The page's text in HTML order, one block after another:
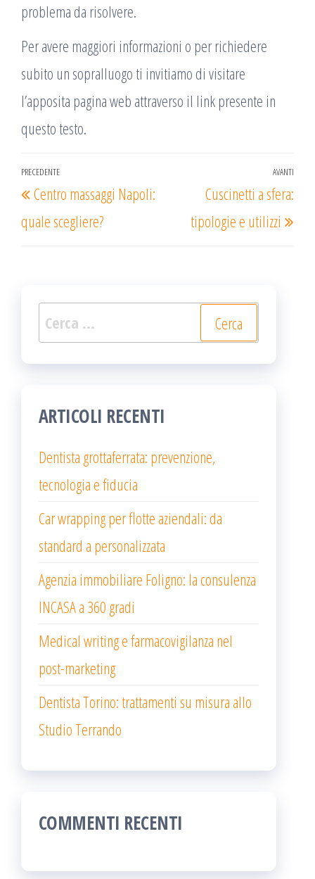
problema da risolvere.
Per avere maggiori informazioni o per richiedere
subito un sopralluogo ti invitiamo di visitare
l’apposita pagina web attraverso il link presente in
questo testo.
Navigazione
articoli
Articolo
precedente
PRECEDENTE
Centro massaggi Napoli:
quale scegliere?
AVANTI
Cuscinetti a sfera:
tipologie e utilizzi
Ricerca
per:
ARTICOLI RECENTI
Dentista grottaferrata: prevenzione,
tecnologia e fiducia
Car wrapping per flotte aziendali: da
standard a personalizzata
Agenzia immobiliare Foligno: la consulenza
INCASA a 360 gradi
Medical writing e farmacovigilanza nel
post-marketing
Dentista Torino: trattamenti su misura allo
Studio Terrando
COMMENTI RECENTI